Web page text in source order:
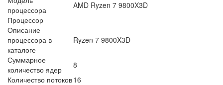
процессора
AMD Ryzen 7 9800X3D
Процессор
Описание
процессора в
каталоге
Ryzen 7 9800X3D
Суммарное
количество ядер
8
Количество потоков16